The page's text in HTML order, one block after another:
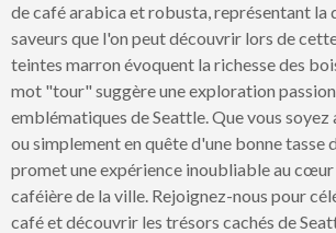
de café arabica et robusta, représentant la
saveurs que l'on peut découvrir lors de
teintes marron évoquent la richesse des
mot "tour" suggère une exploration
emblématiques de Seattle. Que vous
ou simplement en quête d'une bonne tasse
promet une expérience inoubliable au cœur
caféière de la ville. Rejoignez-nous pour
café et découvrir les trésors cachés de